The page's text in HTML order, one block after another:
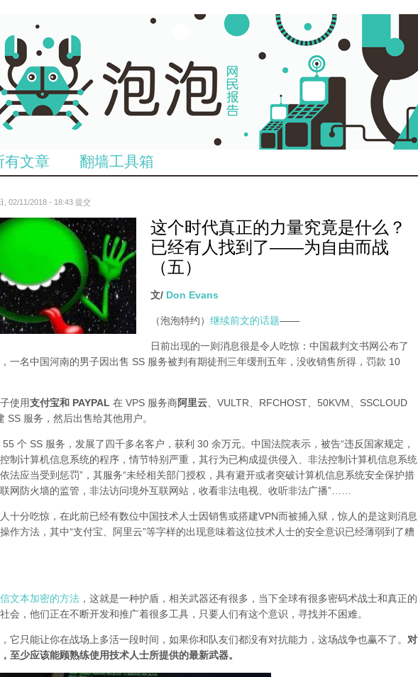
有文章 翻墙工具箱
, 02/11/2018 - 18:43 提交
这个时代真正的力量究竟是什么？
已经有人找到了——为自由而战
（五）
文/ Don Evans
（泡泡特约） 继续前文的话题——
日前出现的一则消息很是令人吃惊：中国裁判文书网公布了
一名中国河南的男子因出售 SS 服务被判有期徒刑三年缓刑五年，没收销售所得，罚款 10
使用支付宝和 PAYPAL 在 VPS 服务商阿里云 、VULTR、RFCHOST、50KVM、SSCLOUD
SS 服务，然后出售给其他用户。
个 SS 服务，发展了四千多名客户，获利 30 余万元。中国法院表示，被告“违反国家规定，
制计算机信息系统的程序，情节特别严重，其行为已构成提供侵入、非法控制计算机信息系统
法应当受到惩罚”，其服务“未经相关部门授权，具有避开或者突破计算机信息系统安全保护措
网防火墙的监管，非法访问境外互联网站，收看非法电视、收听非法广播”……
十分吃惊，在此前已经有数位中国技术人士因销售或搭建VPN而被捕入狱，惊人的是这则消息
作方法，其中“支付宝、阿里云”等字样的出现意味着这位技术人士的安全意识已经薄弱到了糟
文本加密的方法 ，这就是一种护盾，相关武器还有很多，当下全球有很多密码术战士和真正的
会，他们正在不断开发和推广着很多工具，只要人们有这个意识，寻找并不困难。
它只能让你在战场上多活一段时间，如果你和队友们都没有对抗能力，这场战争也赢不了。 对
至少应该能顾熟练使用技术人士所提供的最新武器。